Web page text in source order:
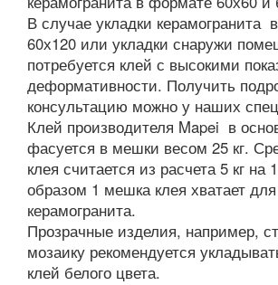
В случае укладки керамогранита
60х120 или укладки снаружи
потребуется клей с высокими
деформативности. Получить
консультацию можно у наших
Клей производителя Mapei в
фасуется в мешки весом 25 кг.
клея считается из расчета 5 кг на
образом 1 мешка клея хватает
керамогранита.
Прозрачные изделия, например,
мозаику рекомендуется
клей белого цвета.